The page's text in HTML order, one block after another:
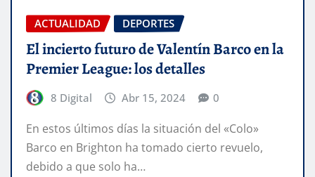
ACTUALIDAD DEPORTES
El incierto futuro de Valentín Barco en la
Premier League: los detalles
8 Digital Abr 15, 2024 0
En estos últimos días la situación del «Colo»
Barco en Brighton ha tomado cierto revuelo,
debido a que solo ha…